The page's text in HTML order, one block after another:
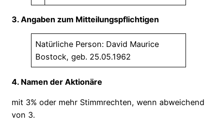
3. Angaben zum Mitteilungspflichtigen
Natürliche Person: David Maurice
Bostock, geb. 25.05.1962
4. Namen der Aktionäre
mit 3% oder mehr Stimmrechten, wenn abweichend
von 3.